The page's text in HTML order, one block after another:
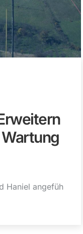
Haniel angefüh